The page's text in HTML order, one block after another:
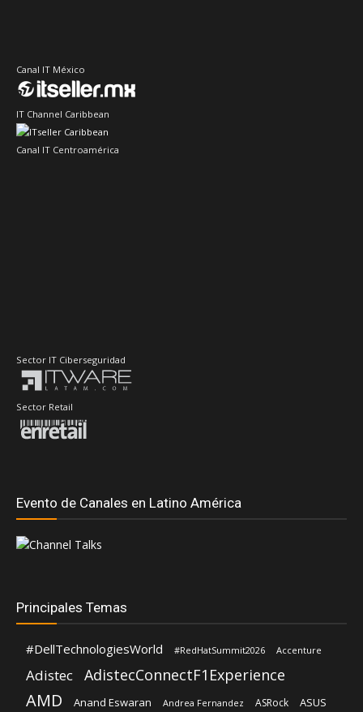
Canal IT México
IT Channel Caribbean
Canal IT Centroamérica
Sector IT Ciberseguridad
Sector Retail
Evento de Canales en Latino América
Principales Temas
#DellTechnologiesWorld #RedHatSummit2026 Accenture
Adistec AdistecConnectF1Experience
AMD Anand Eswaran Andrea Fernandez ASRock ASUS